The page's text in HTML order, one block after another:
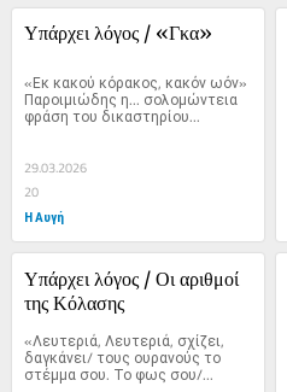
Υπάρχει λόγος / «Γκα»
«Εκ κακού κόρακος, κακόν ωόν»
Παροιμιώδης η... σολομώντεια
φράση του δικαστηρίου...
29.03.2026
20
Η Αυγή
Υπάρχει λόγος / Οι αριθμοί
της Κόλασης
«Λευτεριά, Λευτεριά, σχίζει,
δαγκάνει/ τους ουρανούς το
στέμμα σου. Το φως σου/...